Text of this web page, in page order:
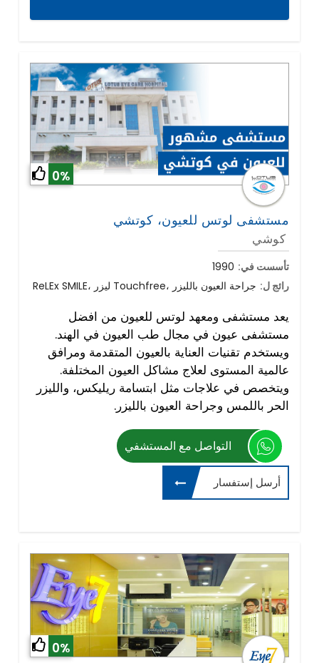
0%
مستشفى لوتس للعيون، كوتشي
كوشي
تأسست في: 1990
رائج ل: ReLEx SMILE، ليزر Touchfree، جراحة العيون بالليزر
يعد مستشفى ومعهد لوتس للعيون من افضل
مستشفى عيون في مجال طب العيون في الهند.
ويستخدم تقنيات العناية بالعيون المتقدمة ومرافق
عالمية المستوى لعلاج مشاكل العيون المختلفة.
ويتخصص في علاجات مثل ابتسامة ريليكس، والليزر
الحر باللمس وجراحة العيون بالليزر.
التواصل مع المستشفي
أرسل إستفسار
0%